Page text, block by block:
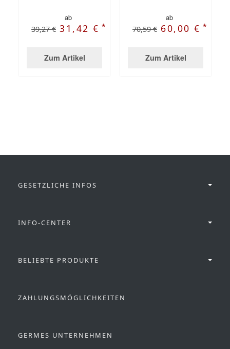
ab
39,27 € 31,42 €*
Zum Artikel
ab
70,59 € 60,00 €*
Zum Artikel
GESETZLICHE INFOS
INFO-CENTER
BELIEBTE PRODUKTE
ZAHLUNGSMÖGLICHKEITEN
GERMES UNTERNEHMEN